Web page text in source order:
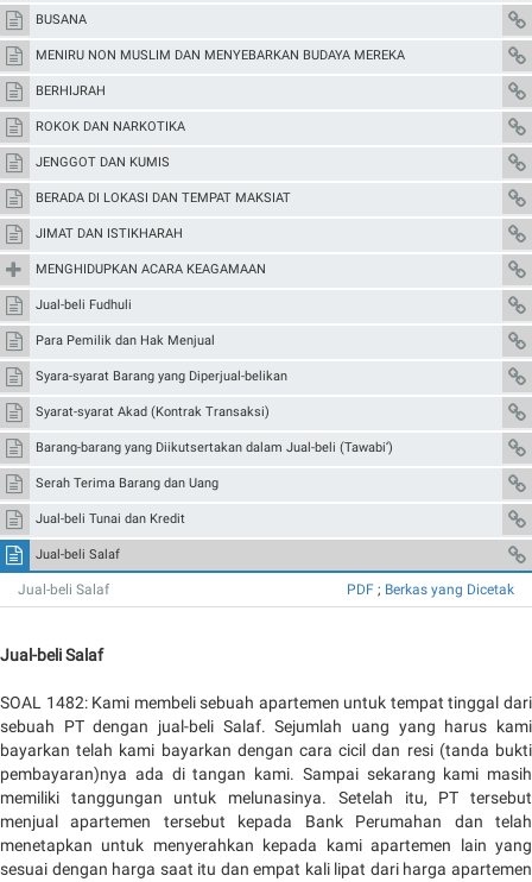
BUSANA
MENIRU NON MUSLIM DAN MENYEBARKAN BUDAYA MEREKA
BERHIJRAH
ROKOK DAN NARKOTIKA
JENGGOT DAN KUMIS
BERADA DI LOKASI DAN TEMPAT MAKSIAT
JIMAT DAN ISTIKHARAH
MENGHIDUPKAN ACARA KEAGAMAAN
Jual-beli Fudhuli
Para Pemilik dan Hak Menjual
Syara-syarat Barang yang Diperjual-belikan
Syarat-syarat Akad (Kontrak Transaksi)
Barang-barang yang Diikutsertakan dalam Jual-beli (Tawabi’)
Serah Terima Barang dan Uang
Jual-beli Tunai dan Kredit
Jual-beli Salaf
Jual-beli Salaf Berkas yang Dicetak
;
PDF
Jual-beli Salaf
SOAL 1482: Kami membeli sebuah apartemen untuk tempat tinggal dari
sebuah PT dengan jual-beli Salaf. Sejumlah uang yang harus kami
bayarkan telah kami bayarkan dengan cara cicil dan resi (tanda bukti
pembayaran)nya ada di tangan kami. Sampai sekarang kami masih
memiliki tanggungan untuk melunasinya. Setelah itu, PT tersebut
menjual apartemen tersebut kepada Bank Perumahan dan telah
menetapkan untuk menyerahkan kepada kami apartemen lain yang
sesuai dengan harga saat itu dan empat kali lipat dari harga apartemen